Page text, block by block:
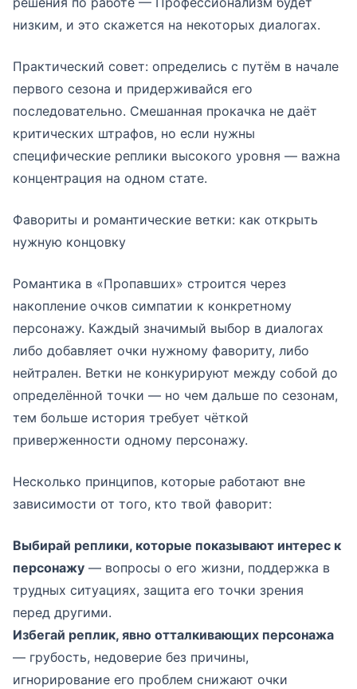
низким, и это скажется на некоторых диалогах.
Практический совет: определись с путём в начале
первого сезона и придерживайся его
последовательно. Смешанная прокачка не даёт
критических штрафов, но если нужны
специфические реплики высокого уровня — важна
концентрация на одном стате.
Фавориты и романтические ветки: как открыть
нужную концовку
Романтика в «Пропавших» строится через
накопление очков симпатии к конкретному
персонажу. Каждый значимый выбор в диалогах
либо добавляет очки нужному фавориту, либо
нейтрален. Ветки не конкурируют между собой до
определённой точки — но чем дальше по сезонам,
тем больше история требует чёткой
приверженности одному персонажу.
Несколько принципов, которые работают вне
зависимости от того, кто твой фаворит:
Выбирай реплики, которые показывают интерес к
персонажу — вопросы о его жизни, поддержка в
трудных ситуациях, защита его точки зрения
перед другими.
Избегай реплик, явно отталкивающих персонажа
— грубость, недоверие без причины,
игнорирование его проблем снижают очки